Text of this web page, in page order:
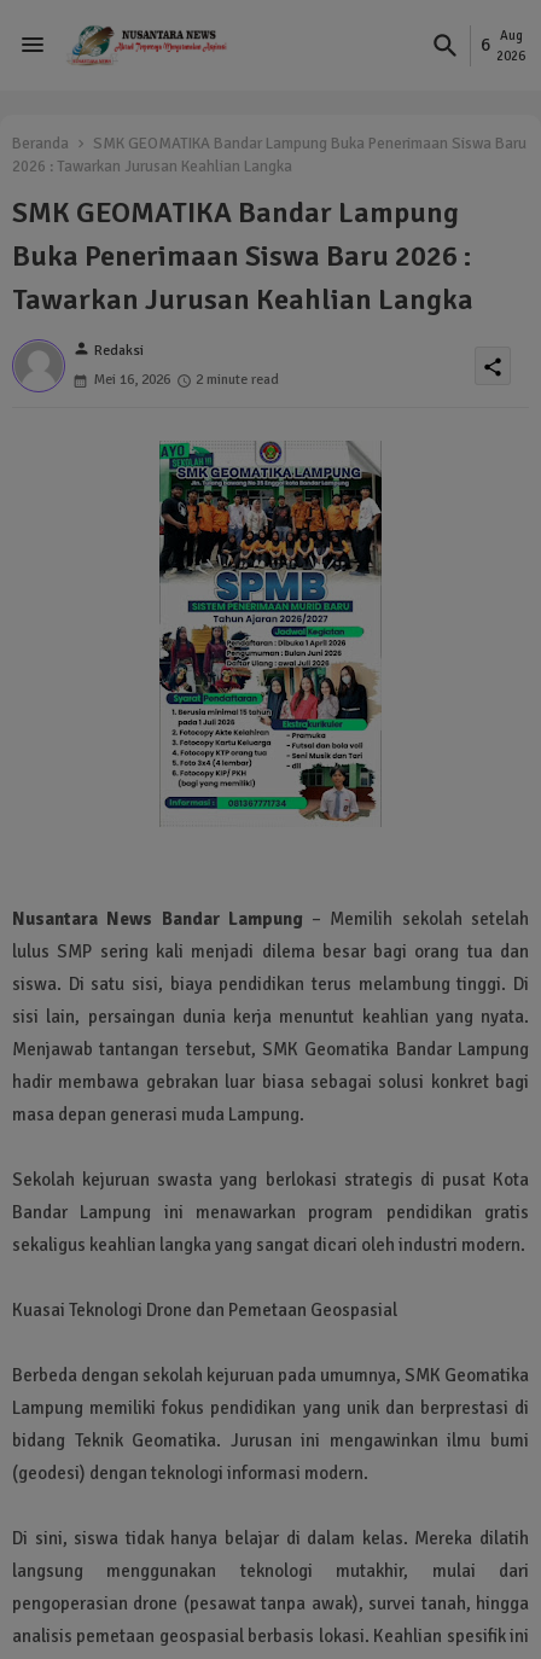
6
Aug
2026
Beranda
SMK GEOMATIKA Bandar Lampung Buka Penerimaan Siswa Baru
2026 : Tawarkan Jurusan Keahlian Langka
SMK GEOMATIKA Bandar Lampung
Buka Penerimaan Siswa Baru 2026 :
Tawarkan Jurusan Keahlian Langka
person Redaksi
Mei 16, 2026
2 minute read
share
Nusantara News Bandar Lampung – Memilih sekolah setelah
lulus SMP sering kali menjadi dilema besar bagi orang tua dan
siswa. Di satu sisi, biaya pendidikan terus melambung tinggi. Di
sisi lain, persaingan dunia kerja menuntut keahlian yang nyata.
Menjawab tantangan tersebut, SMK Geomatika Bandar Lampung
hadir membawa gebrakan luar biasa sebagai solusi konkret bagi
masa depan generasi muda Lampung.
Sekolah kejuruan swasta yang berlokasi strategis di pusat Kota
Bandar Lampung ini menawarkan program pendidikan gratis
sekaligus keahlian langka yang sangat dicari oleh industri modern.
Kuasai Teknologi Drone dan Pemetaan Geospasial
Berbeda dengan sekolah kejuruan pada umumnya, SMK Geomatika
Lampung memiliki fokus pendidikan yang unik dan berprestasi di
bidang Teknik Geomatika. Jurusan ini mengawinkan ilmu bumi
(geodesi) dengan teknologi informasi modern.
Di sini, siswa tidak hanya belajar di dalam kelas. Mereka dilatih
langsung menggunakan teknologi mutakhir, mulai dari
pengoperasian drone (pesawat tanpa awak), survei tanah, hingga
analisis pemetaan geospasial berbasis lokasi. Keahlian spesifik ini